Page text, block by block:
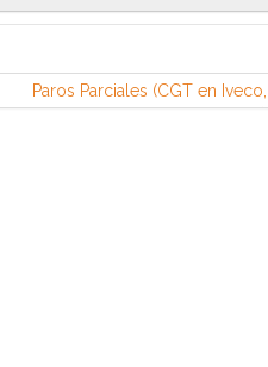
Paros Parciales (CGT en Iveco,
Madrid)